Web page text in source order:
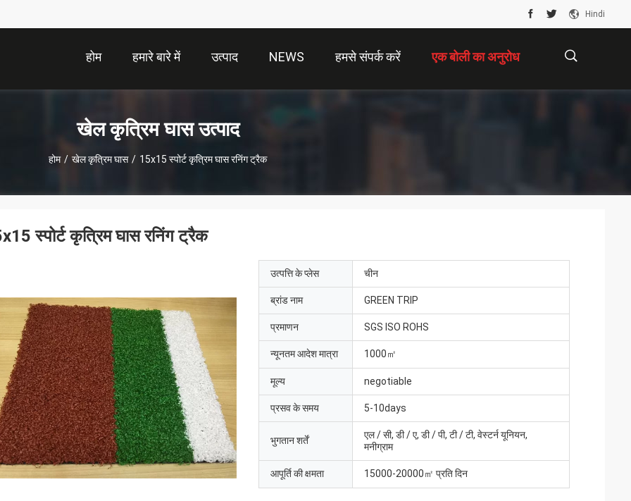
Hindi
होम हमारे बारे में उत्पाद NEWS हमसे संपर्क करें एक बोली का अनुरोध
खेल कृत्रिम घास उत्पाद
होम / खेल कृत्रिम घास / 15x15 स्पोर्ट कृत्रिम घास रनिंग ट्रैक
स्पोर्ट कृत्रिम घास रनिंग ट्रैक
उत्पत्ति के प्लेस चीन
ब्रांड नाम GREEN TRIP
प्रमाणन SGS ISO ROHS
न्यूनतम आदेश मात्रा 1000㎡
मूल्य negotiable
प्रसव के समय 5-10days
भुगतान शर्तें
एल / सी, डी / ए, डी / पी, टी / टी, वेस्टर्न यूनियन,
मनीग्राम
आपूर्ति की क्षमता 15000-20000㎡ प्रति दिन